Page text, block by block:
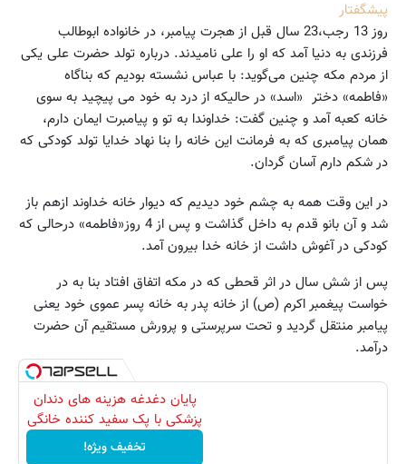
پیشگفتار
روز 13 رجب،‌23 سال قبل از هجرت پیامبر،‌ در خانواده ابوطالب
فرزندی به دنیا آمد که او را علی نامیدند. درباره تولد حضرت علی یکی
از مردم مکه چنین می‌گوید: با عباس نشسته بودیم که بناگاه
«فاطمه» دختر‌ «اسد» در حالیکه از درد به خود می پیچید به سوی
خانه کعبه آمد و چنین گفت: خداوندا به تو و پیامبرت ایمان دارم،‌
همان پیامبری که به فرمانت این خانه را بنا نهاد خدایا تولد کودکی که
در شکم دارم آسان گردان.
در این وقت همه به چشم خود دیدیم که دیوار خانه خداوند ازهم باز
شد و آن بانو قدم به داخل گذاشت و پس از 4 روز«فاطمه» درحالی که
کودکی در آغوش داشت از خانه خدا بیرون آمد.
پس از شش سال در اثر قحطی که در مکه اتفاق افتاد بنا به در
خواست پیغمبر اکرم (ص) از خانه پدر به خانه پسر عموی خود یعنی
پیامبر منتقل گردید و تحت سرپرستی و پرورش مستقیم آن حضرت
درآمد.
پایان دغدغه هزینه های دندان
پزشکی با پک سفید کننده خانگی
تخفیف ویژه!